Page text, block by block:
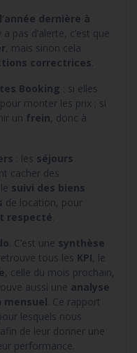
dernière à
pas d’alerte, c’est que
, mais sinon cela
correctrices
Booking : si elles
pour monter les prix ; si
un frein, donc à
: les séjours
cacher des
suivi des biens
de location, pour
respecté
. C’est une synthèse
tous les KPI, le
, celle du mois prochain,
aussi une analyse
mensuel . Ce rapport
lesquels nous
de leur donner une
performance.